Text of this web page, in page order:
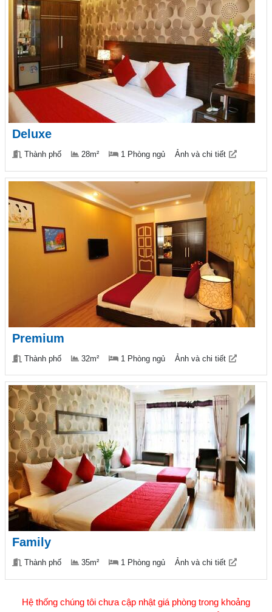
Deluxe
Thành phố 28m² 1 Phòng ngủ Ảnh và chi tiết
Premium
Thành phố 32m² 1 Phòng ngủ Ảnh và chi tiết
Family
Thành phố 35m² 1 Phòng ngủ Ảnh và chi tiết
Hệ thống chúng tôi chưa cập nhật giá phòng trong khoảng